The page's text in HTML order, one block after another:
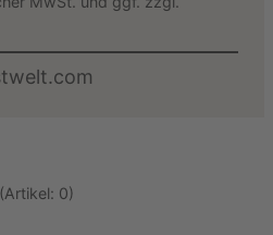
(Artikel: 0)